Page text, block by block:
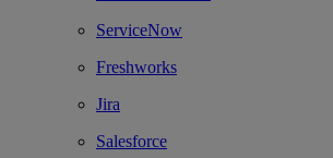
ServiceNow
Freshworks
Jira
Salesforce